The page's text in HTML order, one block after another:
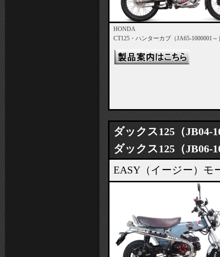
HONDA
CT125・ハンターカブ（JA65-1000001～
ダックス125（JB04-
ダックス125（JB06-
EASY（イージー）